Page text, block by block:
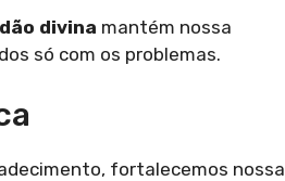
divina mantém nossa
só com os problemas.
fortalecemos nossa